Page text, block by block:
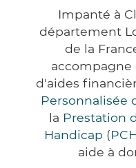
Impanté à
département
de la
accompagne
d'aides
Personnalisée
la Prestation
Handicap
aide à